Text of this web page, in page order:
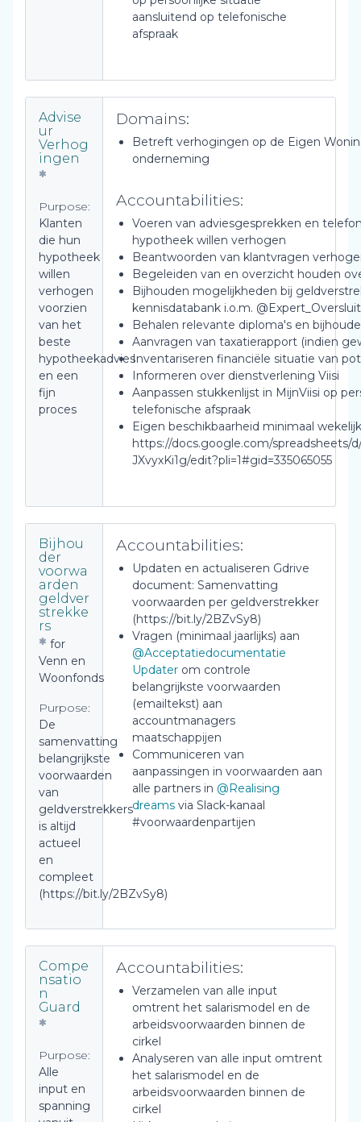
aansluitend op telefonische
afspraak
Advise
ur
Verhog
ingen
Purpose:
Klanten
die hun
hypotheek
willen
verhogen
voorzien
van het
beste
hypotheekadvies
en een
fijn
proces
Domains:
Betreft verhogingen op de Eigen
onderneming
Accountabilities:
Voeren van adviesgesprekken en
hypotheek willen verhogen
Beantwoorden van klantvragen
Begeleiden van en overzicht houden
Bijhouden mogelijkheden bij
kennisdatabank i.o.m.
Behalen relevante diploma's en
Aanvragen van taxatierapport (indien
Inventariseren financiële situatie van
Informeren over dienstverlening Viisi
Aanpassen stukkenlijst in MijnViisi op
telefonische afspraak
Eigen beschikbaarheid minimaal
https://docs.google.com/spreadsheets/
JXvyxKi1g/edit?pli=1#gid=335065055
Bijhou
der
voorwa
arden
geldver
strekke
rs
for
Venn en
Woonfonds
Purpose:
De
samenvatting
belangrijkste
voorwaarden
van
geldverstrekkers
is altijd
actueel
en
compleet
(https://bit.ly/2BZvSy8)
Accountabilities:
Updaten en actualiseren Gdrive
document: Samenvatting
voorwaarden per geldverstrekker
(https://bit.ly/2BZvSy8)
Vragen (minimaal jaarlijks) aan
@Acceptatiedocumentatie
Updater om controle
belangrijkste voorwaarden
(emailtekst) aan
accountmanagers
maatschappijen
Communiceren van
aanpassingen in voorwaarden aan
alle partners in @Realising
dreams via Slack-kanaal
#voorwaardenpartijen
Compe
nsatio
n
Guard
Purpose:
Alle
input en
spanning
Accountabilities:
Verzamelen van alle input
omtrent het salarismodel en de
arbeidsvoorwaarden binnen de
cirkel
Analyseren van alle input omtrent
het salarismodel en de
arbeidsvoorwaarden binnen de
cirkel